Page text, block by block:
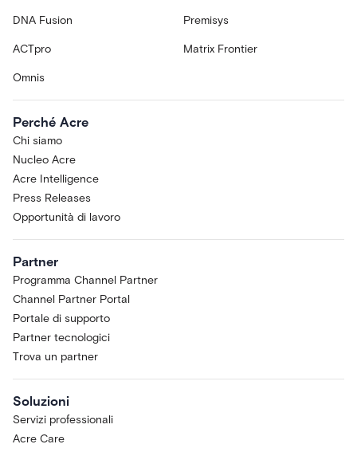
DNA Fusion Premisys
ACTpro Matrix Frontier
Omnis
Perché Acre
Chi siamo
Nucleo Acre
Acre Intelligence
Press Releases
Opportunità di lavoro
Partner
Programma Channel Partner
Channel Partner Portal
Portale di supporto
Partner tecnologici
Trova un partner
Soluzioni
Servizi professionali
Acre Care